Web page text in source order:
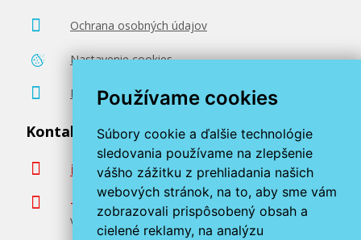
Používame cookies
Súbory cookie a ďalšie technológie
sledovania používame na zlepšenie
vášho zážitku z prehliadania našich
webových stránok, na to, aby sme vám
zobrazovali prispôsobený obsah a
cielené reklamy, na analýzu
Ochrana osobných údajov
Nastavenie cookies
Poradenstvo zadarmo
Kontaktujte nás
info@miroluk.sk
+420 377 222 313
Volajte v pracovné dni od 8. do 17. hod.